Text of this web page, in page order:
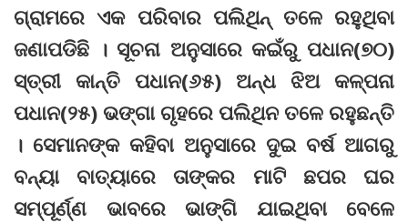
ଗ୍ରାମରେ ଏକ ପରିବାର ପଲିଥିନ୍‌ ତଳେ ରହୁଥିବା
ଜଣାପଡିଛି । ସୂଚନା ଅନୁସାରେ କଇଁରୁ ପଧାନ(୭୦)
ସ୍ତ୍ରୀ କାନ୍ତି ପଧାନ(୬୫) ଅନ୍ଧ ଝିଅ କଳ୍ପନା
ପଧାନ(୨୫) ଭଙ୍ଗା ଗୃହରେ ପଲିଥିନ ତଳେ ରହୁଛନ୍ତି
। ସେମାନଙ୍କ କହିବା ଅନୁସାରେ ଦୁଇ ବର୍ଷ ଆଗରୁ
ବନ୍ୟା ବାତ୍ୟାରେ ତାଙ୍କର ମାଟି ଛପର ଘର
ସମ୍ପୂର୍ଣ୍ଣ ଭାବରେ ଭାଙ୍ଗି ଯାଇଥିବା ବେଳେ